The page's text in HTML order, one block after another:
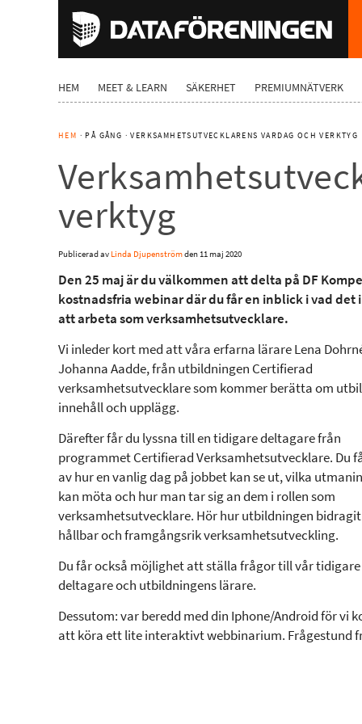
HEM MEET & LEARN SÄKERHET PREMIUMNÄTVERK
HEM · PÅ GÅNG · VERKSAMHETSUTVECKLARENS VARDAG OCH VERKTYG
verktyg
Publicerad av Linda Djupenströmden11 maj 2020
Den 25 maj är du välkommen att delta på DF
kostnadsfria webinar där du får en inblick i vad det
att arbeta som verksamhetsutvecklare.
Vi inleder kort med att våra erfarna lärare Lena
Johanna Aadde, från utbildningen Certifierad
verksamhetsutvecklare som kommer berätta om
innehåll och upplägg.
Därefter får du lyssna till en tidigare deltagare från
programmet Certifierad Verksamhetsutvecklare. Du
av hur en vanlig dag på jobbet kan se ut, vilka
kan möta och hur man tar sig an dem i rollen som
verksamhetsutvecklare. Hör hur utbildningen
hållbar och framgångsrik verksamhetsutveckling.
Du får också möjlighet att ställa frågor till vår tidigare
deltagare och utbildningens lärare.
Dessutom: var beredd med din Iphone/Android för vi
att köra ett lite interaktivt webbinarium. Frågestund